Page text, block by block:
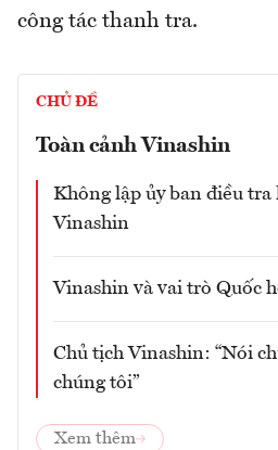
công tác thanh tra.
CHỦ ĐỀ
Toàn cảnh Vinashin
Không lập ủy ban điều
Vinashin
Vinashin và vai trò Quốc
Chủ tịch Vinashin: “Nói
chúng tôi”
Xem thêm